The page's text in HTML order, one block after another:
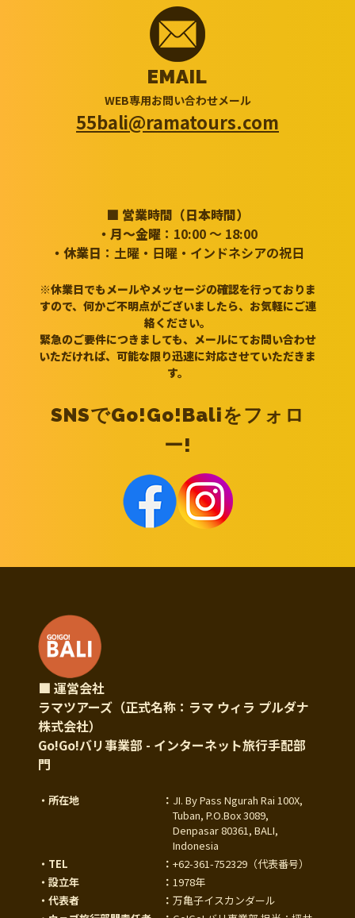
EMAIL
WEB専用お問い合わせメール
55bali@ramatours.com
■ 営業時間（日本時間）
・月～金曜 ：10:00 ～ 18:00
・休業日 ：土曜・日曜・インドネシアの祝日
※休業日でもメールやメッセージの確認を行っておりま
すので、何かご不明点がございましたら、お気軽にご連
絡ください。
緊急のご要件につきましても、メールにてお問い合わせ
いただければ、可能な限り迅速に対応させていただきま
す。
SNSでGo!Go!Baliをフォロ
ー!
■ 運営会社
ラマツアーズ（正式名称：ラマ ウィラ プルダナ
株式会社）
Go!Go!バリ事業部 - インターネット旅行手配部
門
・所在地 ： JI. By Pass Ngurah Rai 100X,
Tuban, P.O.Box 3089,
Denpasar 80361, BALI,
Indonesia
・TEL
： +62-361-752329 （代表番号）
・設立年
： 1978年
・代表者
： 万亀子イスカンダール